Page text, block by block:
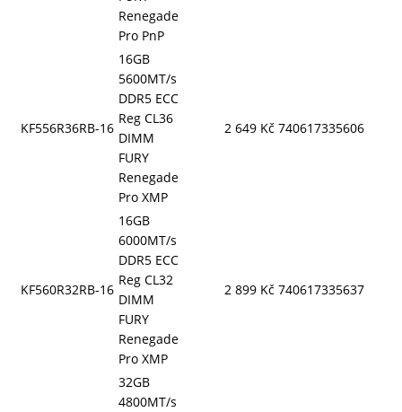
Renegade
Pro PnP
KF556R36RB-16
16GB
5600MT/s
DDR5 ECC
Reg CL36
DIMM
FURY
Renegade
Pro XMP
2 649 Kč 740617335606
KF560R32RB-16
16GB
6000MT/s
DDR5 ECC
Reg CL32
DIMM
FURY
Renegade
Pro XMP
2 899 Kč 740617335637
32GB
4800MT/s